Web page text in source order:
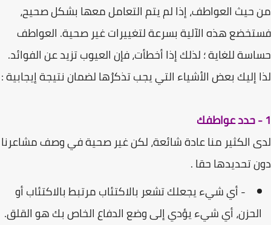
من حیث العواطف، إذا لم یتم التعامل معھا بشكل صحیح،
فستخضع ھذه الآلیة بسرعة لتغییرات غیر صحیة. العواطف
حساسة للغایة ؛ لذلك إذا أخطأت، فإن العیوب تزید عن الفوائد.
لذا إلیك بعض الأشیاء التي یجب تذكرُھا لضمان نتیجة إیجابیة :
1 - حدد عواطفك
لدى الكثیر منا عادة شائعة، لكن غیر صحیة في وصف مشاعرنا
دون تحدیدھا حقا .
- أي شيء یجعلك تشعر بالاكتئاب مرتبط بالاكتئاب أو
الحزن، أي شيء یؤدي إلى وضع الدفاع الخاص بك ھو القلق.